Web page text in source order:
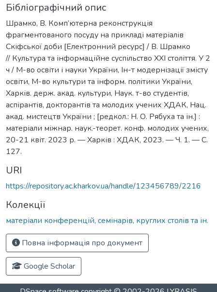
Бібліографічний опис
Шрамко, В. Комп’ютерна реконструкція
фрагментованого посуду на прикладі матеріалів
Скіфської доби [Електронний ресурс] / В. Шрамко
// Культура та інформаційне суспільство ХХІ століття. У 2
ч / М-во освіти і науки України, Ін-т модернізації змісту
освіти, М-во культури та інформ. політики України,
Харків. держ. акад. культури, Наук. т-во студентів,
аспірантів, докторантів та молодих учених ХДАК, Нац.
акад. мистецтв України ; [редкол.: Н. О. Рябуха та ін.] :
матеріали міжнар. наук.-теорет. конф. молодих учених,
20-21 квіт. 2023 р. — Харків : ХДАК, 2023. — Ч. 1. — С.
127.
URI
https://repository.ac.kharkov.ua/handle/123456789/2216
Колекції
матеріали конференцій, семінарів, круглих столів та ін.
Повна інформація про документ
Google Scholar